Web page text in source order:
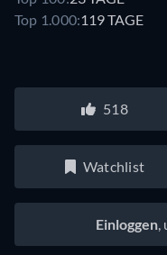
Top 1.000:119 TAGE
518
Watchlist
Einloggen,